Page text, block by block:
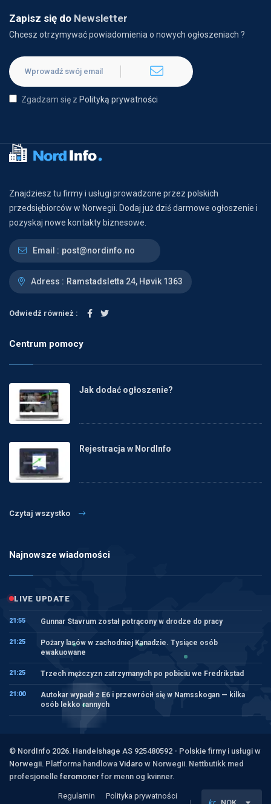
Zapisz się do Newsletter
Chcesz otrzymywać powiadomienia o nowych ogłoszeniach ?
Zgadzam się z Polityką prywatności
Znajdziesz tu firmy i usługi prowadzone przez polskich
przedsiębiorców w Norwegii. Dodaj już dziś darmowe ogłoszenie i
pozyskaj nowe kontakty biznesowe.
Email : post@nordinfo.no
Adress : Ramstadsletta 24, Høvik 1363
Odwiedź również :
Centrum pomocy
Jak dodać ogłoszenie?
Rejestracja w NordInfo
Czytaj wszystko
Najnowsze wiadomości
LIVE UPDATE
21:55 Gunnar Stavrum został potrącony w drodze do pracy
21:25
Pożary lasów w zachodniej Kanadzie. Tysiące osób
ewakuowane
21:25 Trzech mężczyzn zatrzymanych po pobiciu we Fredrikstad
21:00
Autokar wypadł z E6 i przewrócił się w Namsskogan — kilka
osób lekko rannych
© NordInfo 2026. Handelshage AS 925480592 - Polskie firmy i usługi w
Norwegii. Platforma handlowa Vidaro w Norwegii. Nettbutikk med
profesjonelle feromoner for menn og kvinner.
Regulamin Polityka prywatności